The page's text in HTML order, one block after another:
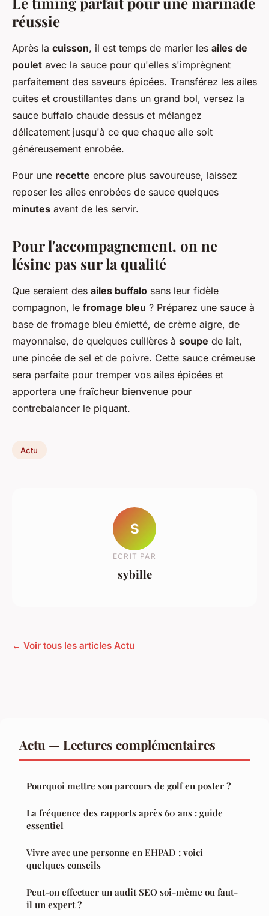
réussie
Après la cuisson, il est temps de marier les ailes de
poulet avec la sauce pour qu'elles s'imprègnent
parfaitement des saveurs épicées. Transférez les ailes
cuites et croustillantes dans un grand bol, versez la
sauce buffalo chaude dessus et mélangez
délicatement jusqu'à ce que chaque aile soit
généreusement enrobée.
Pour une recette encore plus savoureuse, laissez
reposer les ailes enrobées de sauce quelques
minutes avant de les servir.
Pour l'accompagnement, on ne
lésine pas sur la qualité
Que seraient des ailes buffalo sans leur fidèle
compagnon, le fromage bleu ? Préparez une sauce à
base de fromage bleu émietté, de crème aigre, de
mayonnaise, de quelques cuillères à soupe de lait,
une pincée de sel et de poivre. Cette sauce crémeuse
sera parfaite pour tremper vos ailes épicées et
apportera une fraîcheur bienvenue pour
contrebalancer le piquant.
Actu
S
ECRIT PAR
sybille
← Voir tous les articles Actu
Actu — Lectures complémentaires
Pourquoi mettre son parcours de golf en poster ?
La fréquence des rapports après 60 ans : guide
essentiel
Vivre avec une personne en EHPAD : voici
quelques conseils
Peut-on effectuer un audit SEO soi-même ou faut-
il un expert ?